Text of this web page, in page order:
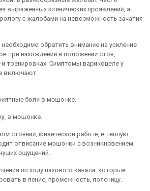
выраженных клинических проявлений, а
с жалобами на невозможность зачатия
обратить внимание на усиление
при нахождении в положении стоя,
и тренировках. Симптомы варикоцеле у
включают:
боли в мошонке.
в мошонке.
стоянии, физической работе, в теплую
отвисание мошонки с возникновением
ощущений.
по ходу пахового канала, которые
в пенис, промежность, поясницу.